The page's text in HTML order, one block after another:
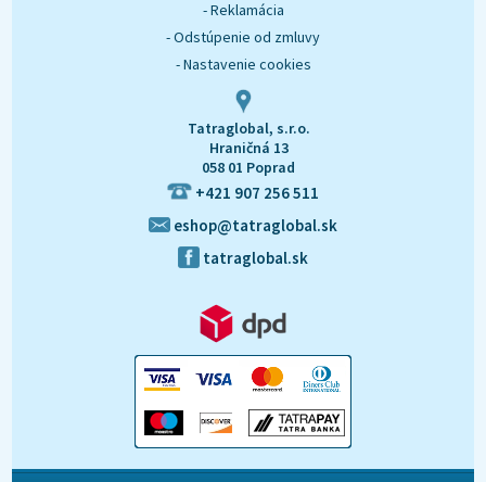
- Reklamácia
- Odstúpenie od zmluvy
- Nastavenie cookies
Tatraglobal, s.r.o.
Hraničná 13
058 01 Poprad
+421 907 256 511
eshop@tatraglobal.sk
tatraglobal.sk